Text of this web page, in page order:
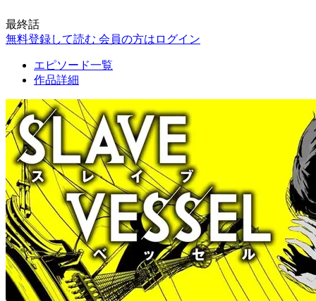
最終話
無料登録して読む 会員の方はログイン
エピソード一覧
作品詳細